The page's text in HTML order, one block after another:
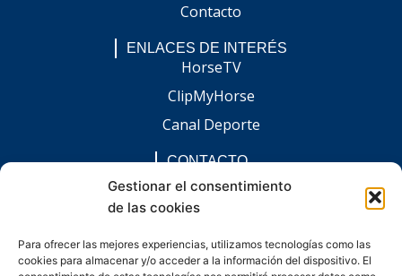
Gestionar el consentimiento
de las cookies
Para ofrecer las mejores experiencias, utilizamos tecnologías como las
cookies para almacenar y/o acceder a la información del dispositivo. El
Contacto
ENLACES DE INTERÉS
HorseTV
ClipMyHorse
Canal Deporte
CONTACTO
comunicacion@chaccoinfo.com
Presentes en todo el ámbito nacional
F
a
I
n
L
i
E
n
W
h